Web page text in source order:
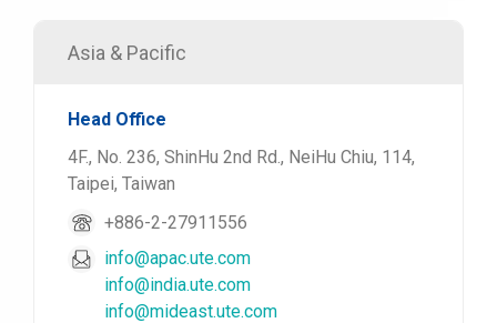
Asia & Pacific
Head Office
4F., No. 236, ShinHu 2nd Rd., NeiHu Chiu, 114,
Taipei, Taiwan
+886-2-27911556
info@apac.ute.com
info@india.ute.com
info@mideast.ute.com